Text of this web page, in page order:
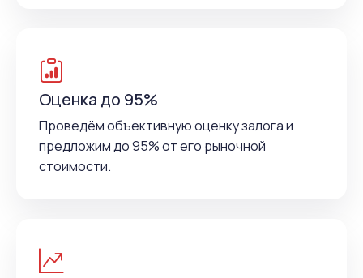
Оценка до 95%
Проведём объективную оценку залога и
предложим до 95% от его рыночной
стоимости.